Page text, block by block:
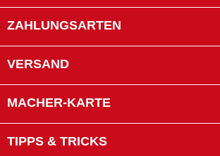
ZAHLUNGSARTEN
VERSAND
MACHER-KARTE
TIPPS & TRICKS